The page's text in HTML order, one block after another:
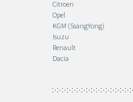
Citroen
Opel
KGM (SsangYong)
Isuzu
Renault
Dacia